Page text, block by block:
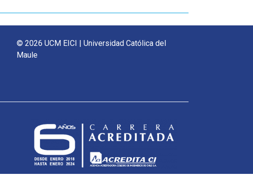
© 2026 UCM EICI | Universidad Católica del
Maule